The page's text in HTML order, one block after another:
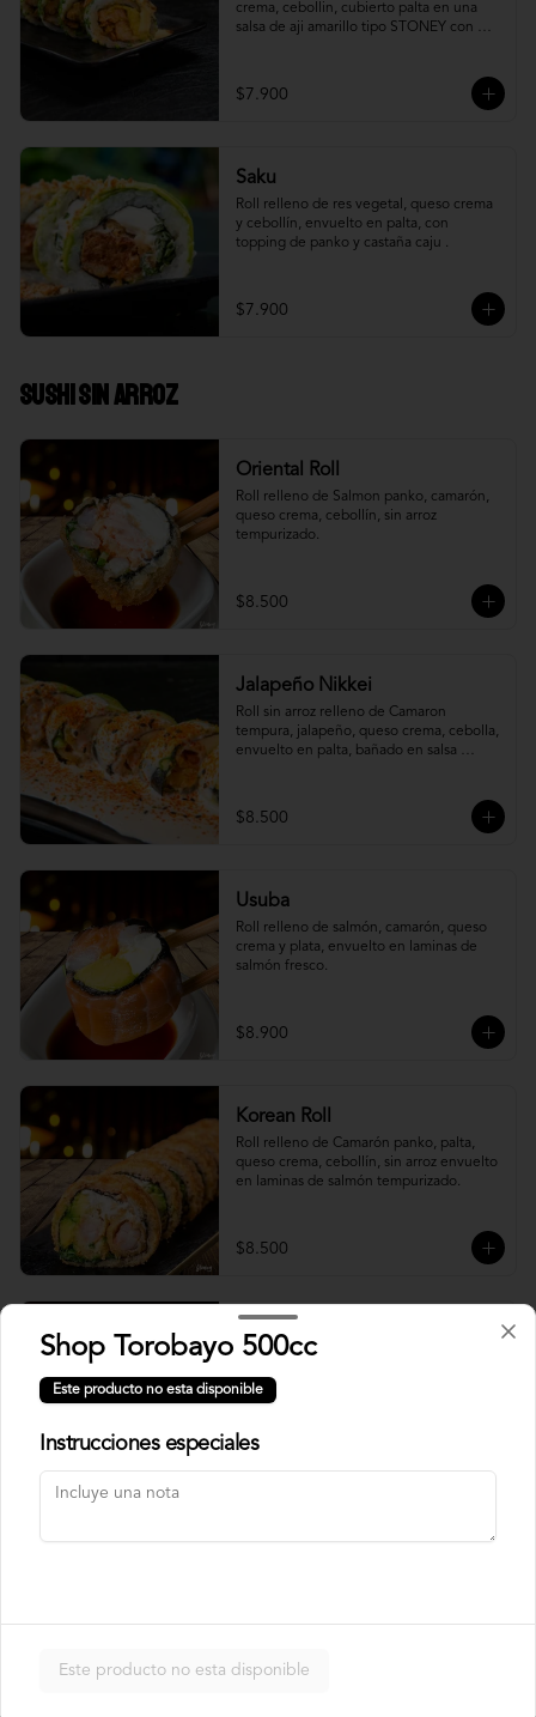
crema, cebollin, cubierto palta en una
salsa de aji amarillo tipo STONEY con
$7.900
Saku
Roll relleno de res vegetal, queso crema
y cebollín, envuelto en palta, con
topping de panko y castaña caju .
$7.900
Sushi Sin Arroz
Oriental Roll
Roll relleno de Salmon panko, camarón,
queso crema, cebollín, sin arroz
tempurizado.
$8.500
Jalapeño Nikkei
Roll sin arroz relleno de Camaron
tempura, jalapeño, queso crema, cebolla,
envuelto en palta, bañado en salsa
$8.500
Usuba
Roll relleno de salmón, camarón, queso
crema y plata, envuelto en laminas de
salmón fresco.
$8.900
Korean Roll
Roll relleno de Camarón panko, palta,
queso crema, cebollín, sin arroz envuelto
en laminas de salmón tempurizado.
$8.500
Crunch Roll
Roll relleno de Pollo apanado , queso
crema, cebollín, almendras triturada, sin
arroz, envuelto en palta.
Nori Champ Roll
$7.900
Shop Torobayo 500cc
Este producto no esta disponible
Instrucciones especiales
Este producto no esta disponible